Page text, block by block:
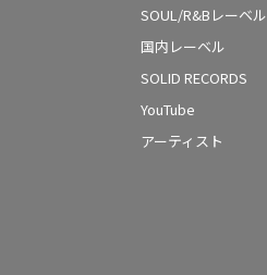
SOUL/R&Bレーベル
国内レーベル
SOLID RECORDS
YouTube
アーティスト